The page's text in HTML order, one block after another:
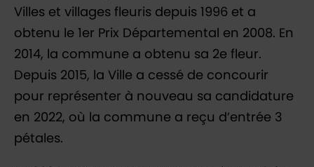
Villes et villages fleuris depuis 1996 et a
obtenu le 1er Prix Départemental en 2008. En
2014, la commune a obtenu sa 2e fleur.
Depuis 2015, la Ville a cessé de concourir
pour représenter à nouveau sa candidature
en 2022, où la commune a reçu d’entrée 3
pétales.